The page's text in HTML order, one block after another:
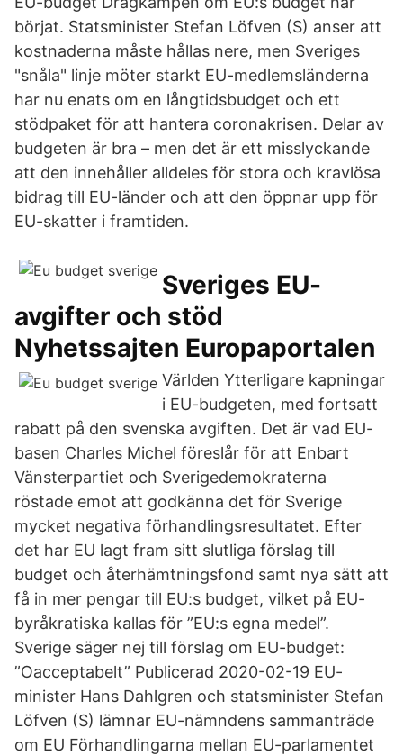
börjat. Statsminister Stefan Löfven (S) anser att
kostnaderna måste hållas nere, men Sveriges
"snåla" linje möter starkt EU-medlemsländerna
har nu enats om en långtidsbudget och ett
stödpaket för att hantera coronakrisen. Delar av
budgeten är bra – men det är ett misslyckande
att den innehåller alldeles för stora och kravlösa
bidrag till EU-länder och att den öppnar upp för
EU-skatter i framtiden.
Sveriges EU-
avgifter och stöd
Nyhetssajten Europaportalen
Världen Ytterligare kapningar
i EU-budgeten, med fortsatt
rabatt på den svenska avgiften. Det är vad EU-
basen Charles Michel föreslår för att Enbart
Vänsterpartiet och Sverigedemokraterna
röstade emot att godkänna det för Sverige
mycket negativa förhandlingsresultatet. Efter
det har EU lagt fram sitt slutliga förslag till
budget och återhämtningsfond samt nya sätt att
få in mer pengar till EU:s budget, vilket på EU-
byråkratiska kallas för ”EU:s egna medel”.
Sverige säger nej till förslag om EU-budget:
”Oacceptabelt” Publicerad 2020-02-19 EU-
minister Hans Dahlgren och statsminister Stefan
Löfven (S) lämnar EU-nämndens sammanträde
om EU Förhandlingarna mellan EU-parlamentet